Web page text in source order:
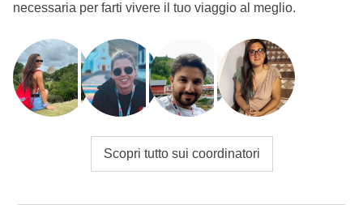
necessaria per farti vivere il tuo viaggio al meglio.
Scopri tutto sui coordinatori